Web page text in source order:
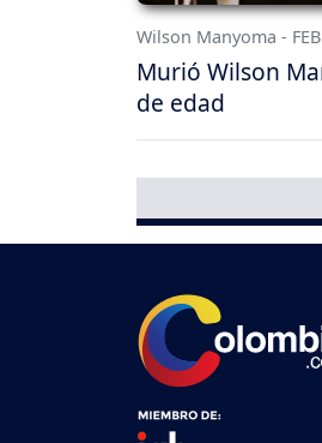
Wilson Manyoma -
Murió Wilson
de edad